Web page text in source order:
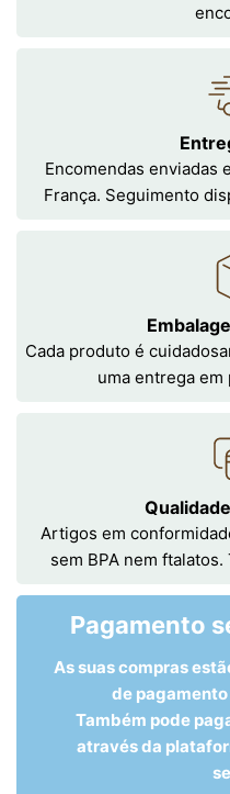
Encomendas enviadas
França. Seguimento
Cada produto é
uma entrega
Artigos em
sem BPA nem
Pagamento
As suas compras
de
Também pode
através da